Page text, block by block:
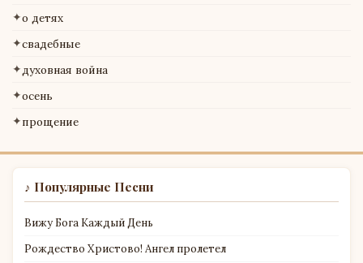
✦о детях
✦свадебные
✦ духовная война
✦осень
✦прощение
♪ Популярные Песни
Вижу Бога Каждый День
Рождество Христово! Ангел пролетел